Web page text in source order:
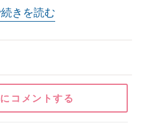
きを読む
コメントする